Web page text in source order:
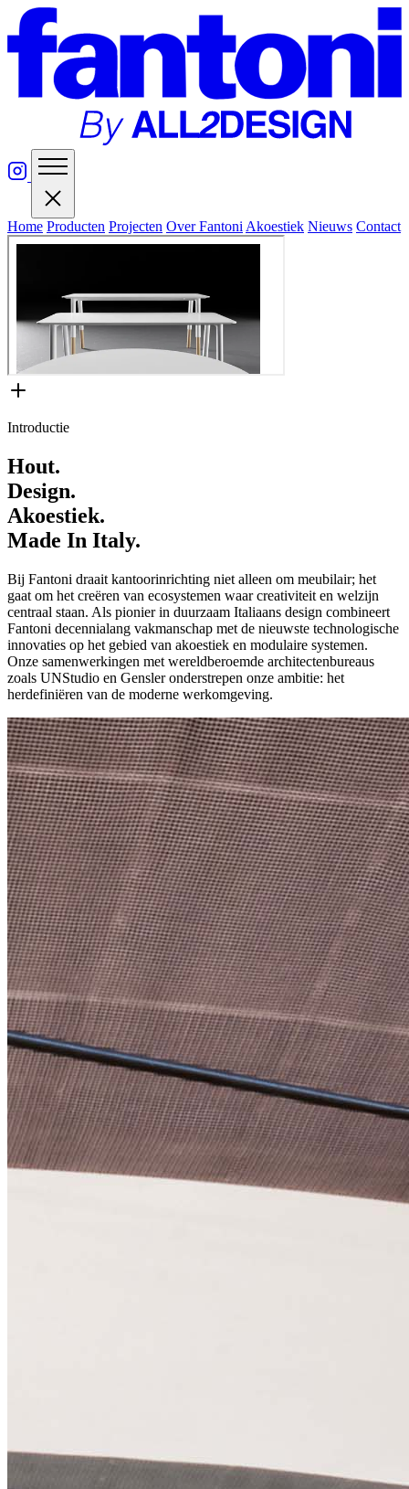
Home Producten Projecten Over Fantoni Akoestiek Nieuws Contact
Introductie
Hout.
Design.
Akoestiek.
Made In Italy.
Bij Fantoni draait kantoorinrichting niet alleen om meubilair; het
gaat om het creëren van ecosystemen waar creativiteit en welzijn
centraal staan. Als pionier in duurzaam Italiaans design combineert
Fantoni decennialang vakmanschap met de nieuwste technologische
innovaties op het gebied van akoestiek en modulaire systemen.
Onze samenwerkingen met wereldberoemde architectenbureaus
zoals UNStudio en Gensler onderstrepen onze ambitie: het
herdefiniëren van de moderne werkomgeving.